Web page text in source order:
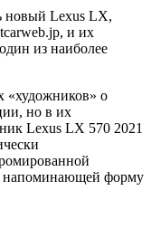
новый Lexus LX,
и их
из наиболее
«художников» о
но в их
Lexus LX 570 2021
напоминающей форму